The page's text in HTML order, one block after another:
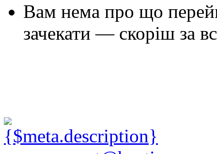
Вам нема про що
зачекати — скоріш за